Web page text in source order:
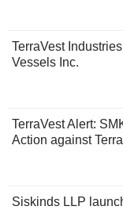
TerraVest
Vessels Inc.
TerraVest Alert:
Action against
Siskinds LLP